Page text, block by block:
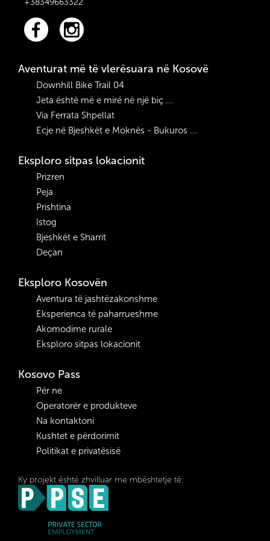
për një pasdite
syrin blu të Junikut!
+38349663322
Aventurat më të vlerësuara në Kosovë
Downhill Bike Trail 04
Jeta është më e mirë në një biç ...
Via Ferrata Shpellat
Ecje në Bjeshkët e Moknës - Bukuros ...
Eksploro sitpas lokacionit
Prizren
Peja
Prishtina
Istog
Bjeshkët e Sharrit
Deçan
Eksploro Kosovën
Aventura të jashtëzakonshme
Eksperienca të paharrueshme
Akomodime rurale
Eksploro sitpas lokacionit
Kosovo Pass
Për ne
Operatorër e produkteve
Na kontaktoni
Kushtet e përdorimit
Politikat e privatësisë
Ky projekt është zhvilluar me mbështetje të: